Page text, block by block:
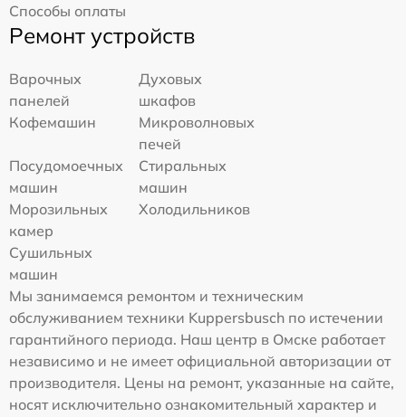
Способы оплаты
Ремонт устройств
Варочных
панелей
Духовых
шкафов
Кофемашин
Микроволновых
печей
Посудомоечных
машин
Стиральных
машин
Морозильных
камер
Холодильников
Сушильных
машин
Мы занимаемся ремонтом и техническим
обслуживанием техники Kuppersbusch по истечении
гарантийного периода. Наш центр в Омске работает
независимо и не имеет официальной авторизации от
производителя. Цены на ремонт, указанные на сайте,
носят исключительно ознакомительный характер и